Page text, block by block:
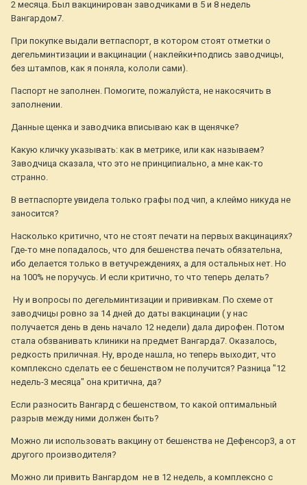
2 месяца. Был вакцинирован заводчиками в 5 и 8 недель
Вангардом7.
При покупке выдали ветпаспорт, в котором стоят отметки о
дегельминтизации и вакцинации ( наклейки+подпись заводчицы,
без штампов, как я поняла, кололи сами).
Паспорт не заполнен. Помогите, пожалуйста, не накосячить в
заполнении.
Данные щенка и заводчика вписываю как в щенячке?
Какую кличку указывать: как в метрике, или как называем?
Заводчица сказала, что это не принципиально, а мне как-то
странно.
В ветпаспорте увидела только графы под чип, а клеймо никуда не
заносится?
Насколько критично, что не стоят печати на первых вакцинациях?
Где-то мне попадалось, что для бешенства печать обязательна,
ибо делается только в ветучреждениях, а для остальных нет. Но
на 100% не поручусь. И если критично, то что теперь делать?
Ну и вопросы по дегельминтизации и прививкам. По схеме от
заводчицы ровно за 14 дней до даты вакцинации ( у нас
получается день в день начало 12 недели) дала дирофен. Потом
стала обзванивать клиники на предмет Вангарда7. Оказалось,
редкость приличная. Ну, вроде нашла, но теперь выходит, что
комплексно сделать ее с бешенством не получится? Разница "12
недель-3 месяца" она критична, да?
Если разносить Вангард с бешенством, то какой оптимальный
разрыв между ними должен быть?
Можно ли использовать вакцину от бешенства не Дефенсор3, а от
другого производителя?
Можно ли привить Вангардом не в 12 недель, а комплексно с